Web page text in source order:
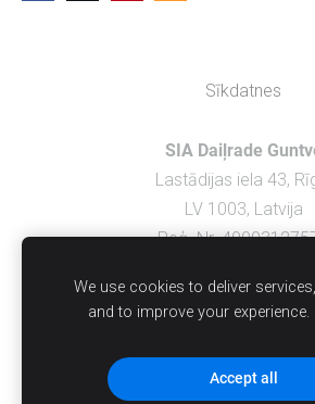
Sīkdatnes
SIA Daiļrade
Lastādijas iela 43,
LV 1003, Latvija
Reģ. Nr.
PIEGĀDE UN
NOTEIKUMI
KONTAKTI
We use cookies to deliver
and to improve your experience.
Accept all